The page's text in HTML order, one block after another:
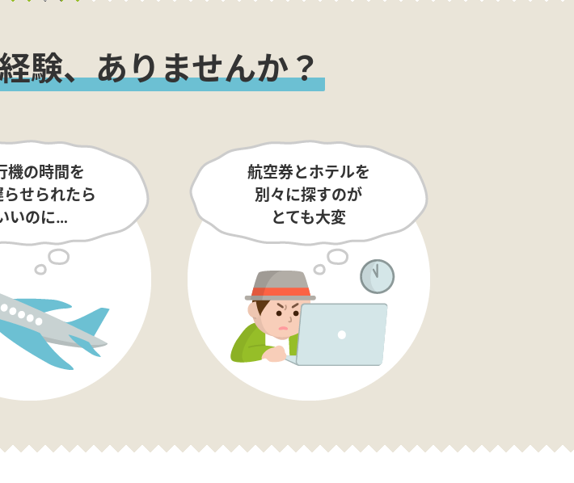
験、ありませんか？
機の時間を
らせられたら
いのに…
航空券とホテルを
別々に探すのが
とても大変